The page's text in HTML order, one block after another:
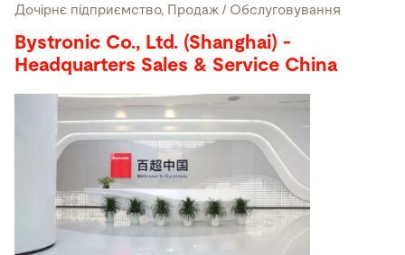
Дочірнє підприємство, Продаж / Обслуговування
Bystronic Co., Ltd. (Shanghai) -
Headquarters Sales & Service China